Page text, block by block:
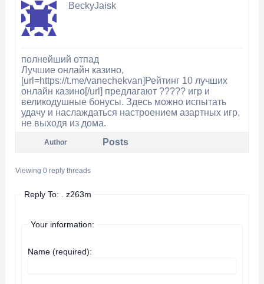
BeckyJaisk
полнейший отпад
Лучшие онлайн казино,
[url=https://t.me/vanechekvan]Рейтинг 10 лучших
онлайн казино[/url] предлагают ????? игр и
великодушные бонусы. Здесь можно испытать
удачу и наслаждаться настроением азартных игр,
не выходя из дома.
Author Posts
Viewing 0 reply threads
Reply To: . z263m
Your information:
Name (required):